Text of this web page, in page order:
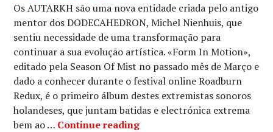
Os AUTARKH são uma nova entidade criada pelo antigo
mentor dos DODECAHEDRON, Michel Nienhuis, que
sentiu necessidade de uma transformação para
continuar a sua evolução artística. «Form In Motion»,
editado pela Season Of Mist no passado mês de Março e
dado a conhecer durante o festival online Roadburn
Redux, é o primeiro álbum destes extremistas sonoros
holandeses, que juntam batidas e electrónica extrema
bem ao … Continue readingAUTARKH: Novo vídeo-